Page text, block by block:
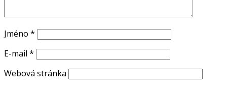
Jméno *
E-mail *
Webová stránka